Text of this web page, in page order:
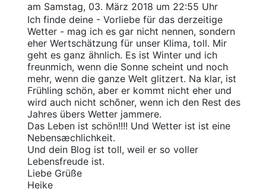
am Samstag, 03. März 2018 um 22:55 Uhr
Ich finde deine - Vorliebe für das derzeitige
Wetter - mag ich es gar nicht nennen, sondern
eher Wertschätzung für unser Klima, toll. Mir
geht es ganz ähnlich. Es ist Winter und ich
freunmich, wenn die Sonne scheint und noch
mehr, wenn die ganze Welt glitzert. Na klar, ist
Frühling schön, aber er kommt nicht eher und
wird auch nicht schõner, wenn ich den Rest des
Jahres übers Wetter jammere.
Das Leben ist schön!!!! Und Wetter ist ist eine
Nebensæchlichkeit.
Und dein Blog ist toll, weil er so voller
Lebensfreude ist.
Liebe Grüße
Heike